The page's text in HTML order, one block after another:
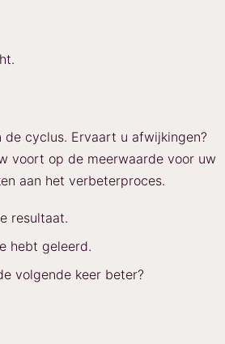
cyclus. Ervaart u afwijkingen?
voort op de meerwaarde voor uw
aan het verbeterproces.
resultaat.
hebt geleerd.
volgende keer beter?